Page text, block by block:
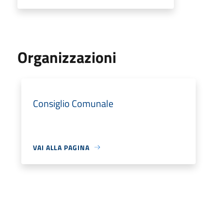
Organizzazioni
Consiglio Comunale
VAI ALLA PAGINA